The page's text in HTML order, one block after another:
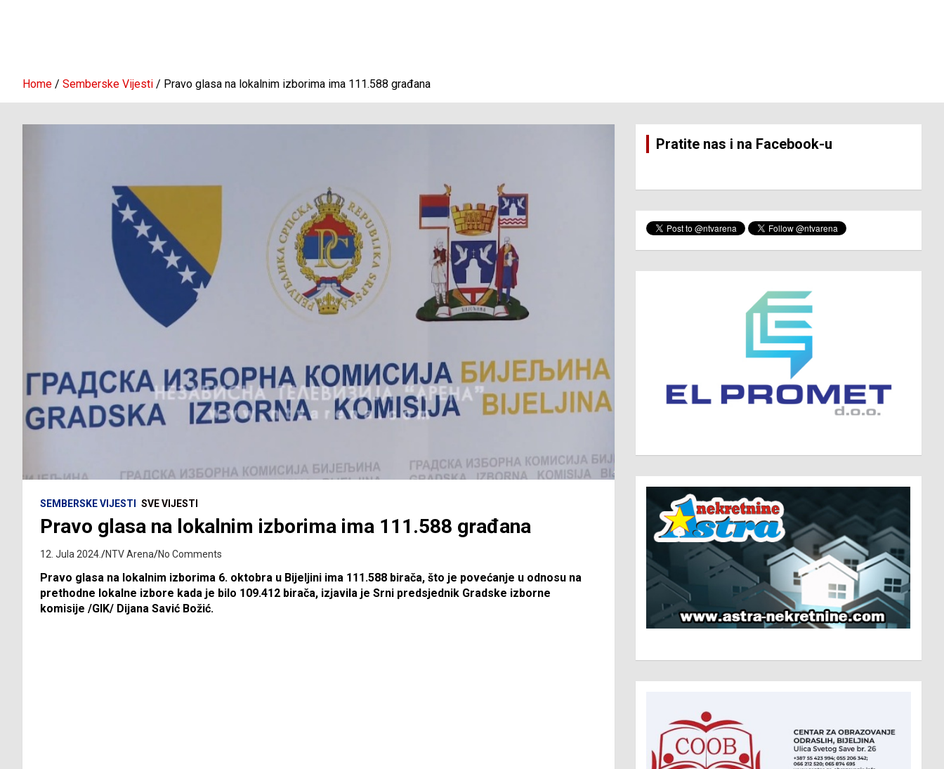
Home Semberske Vijesti Pravo glasa na lokalnim izborima ima 111.588 građana
SEMBERSKE VIJESTI SVE VIJESTI
Pravo glasa na lokalnim izborima ima 111.588 građana
12. Jula 2024. NTV Arena No Comments
Pravo glasa na lokalnim izborima 6. oktobra u Bijeljini ima 111.588 birača, što je povećanje u odnosu na
prethodne lokalne izbore kada je bilo 109.412 birača, izjavila je Srni predsjednik Gradske izborne
komisije /GIK/ Dijana Savić Božić.
Pratite nas i na Facebook-u